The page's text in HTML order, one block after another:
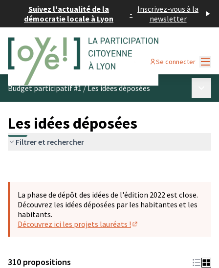
Suivez l'actualité de la
démocratie locale à Lyon
- Inscrivez-vous à la
newsletter
Se connecter
Budget participatif #1/Les idées déposées
Les idées déposées
Filtrer et rechercher
La phase de dépôt des idées de l'édition 2022 est close.
Découvrez les idées déposées par les habitantes et les
habitants.
Découvrez ici les projets lauréats !
310 propositions